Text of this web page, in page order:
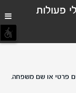
פעולות
פרטי או שם משפחה.